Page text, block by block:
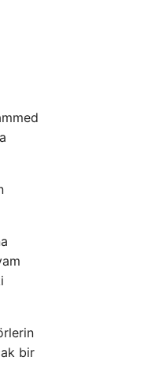
bir